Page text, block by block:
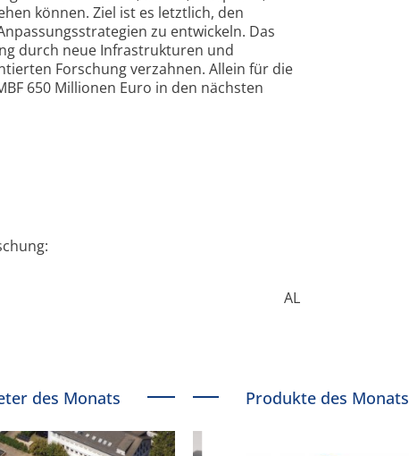
können. Ziel ist es letztlich, den
zu entwickeln. Das
durch neue Infrastrukturen und
Forschung verzahnen. Allein für die
650 Millionen Euro in den nächsten
AL
des Monats Produkte des Monats